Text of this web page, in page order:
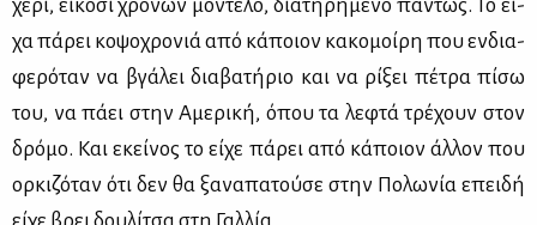
χέ­ρι, εί­κο­σι χρο­νών μο­ντέ­λο, δια­τη­ρη­μέ­νο πά­ντως. Το εί­
χα πά­ρει κο­ψο­χρο­νιά από κά­ποιον κα­κο­μοί­ρη που εν­δια­
φε­ρό­ταν να βγά­λει δια­βα­τή­ριο και να ρί­ξει πέ­τρα πί­σω
του, να πά­ει στην Αμε­ρι­κή, όπου τα λε­φτά τρέ­χουν στον
δρό­μο. Και εκεί­νος το εί­χε πά­ρει από κά­ποιον άλ­λον που
ορ­κι­ζό­ταν ότι δεν θα ξα­να­πα­τού­σε στην Πο­λω­νία επει­δή
εί­χε βρει δου­λί­τσα στη Γαλ­λία.